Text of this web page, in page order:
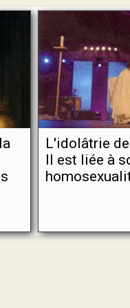
L'idolâtrie
II est liée à